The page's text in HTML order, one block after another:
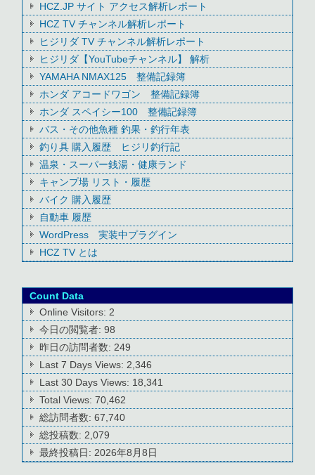
HCZ.JP サイト アクセス解析レポート
HCZ TV チャンネル解析レポート
ヒジリダ TV チャンネル解析レポート
ヒジリダ【YouTubeチャンネル】 解析
YAMAHA NMAX125 整備記録簿
ホンダ アコードワゴン 整備記録簿
ホンダ スペイシー100 整備記録簿
バス・その他魚種 釣果・釣行年表
釣り具 購入履歴 ヒジリ釣行記
温泉・スーパー銭湯・健康ランド
キャンプ場 リスト・履歴
バイク 購入履歴
自動車 履歴
WordPress 実装中プラグイン
HCZ TV とは
Count Data
Online Visitors: 2
今日の閲覧者:98
昨日の訪問者数: 249
Last 7 Days Views: 2,346
Last 30 Days Views: 18,341
Total Views:70,462
総訪問者数:67,740
総投稿数: 2,079
最終投稿日: 2026年8月8日